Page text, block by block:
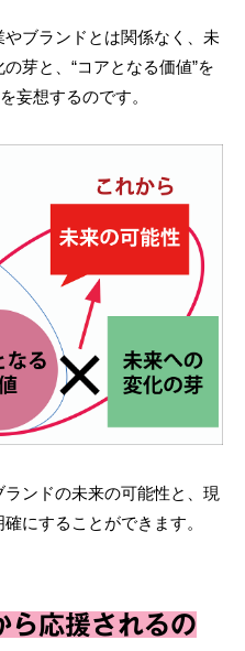
ブランドとは関係なく、未
芽と、“コアとなる価値”を
妄想するのです。
ンドの未来の可能性と、現
にすることができます。
ら応援されるの